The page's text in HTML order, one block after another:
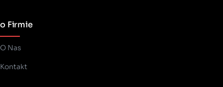
o Firmie
O Nas
Kontakt